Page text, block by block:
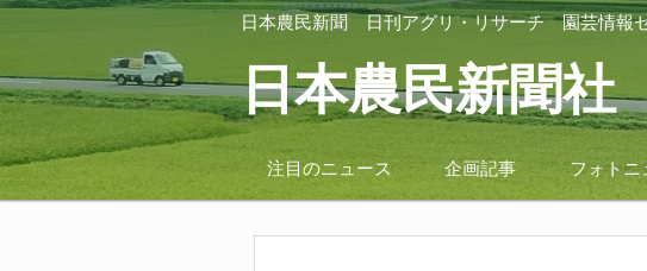
日本農民新聞 日刊アグリ・リサーチ 園芸情報
日本農民新聞社
注目のニュース 企画記事 フォトニ